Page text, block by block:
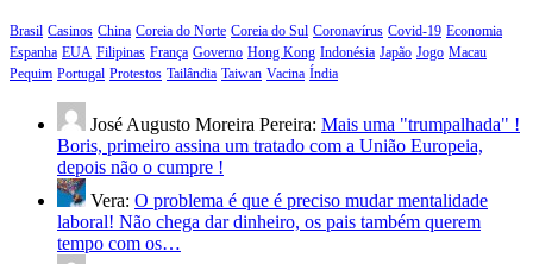
Brasil Casinos China Coreia do Norte Coreia do Sul Coronavírus Covid-19 Economia
Espanha EUA Filipinas França Governo Hong Kong Indonésia Japão Jogo Macau
Pequim Portugal Protestos Tailândia Taiwan Vacina Índia
José Augusto Moreira Pereira: Mais uma "trumpalhada" !
Boris, primeiro assina um tratado com a União Europeia,
depois não o cumpre !
Vera: O problema é que é preciso mudar mentalidade
laboral! Não chega dar dinheiro, os pais também querem
tempo com os…